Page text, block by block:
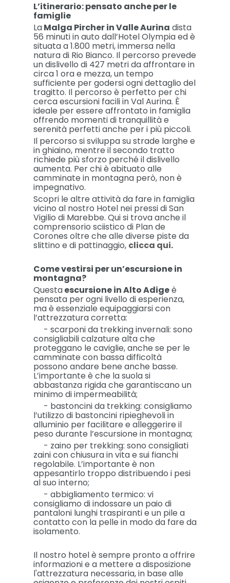
L’itinerario: pensato anche per le
famiglie
LaMalga Pircher in Valle Aurina dista
56 minuti in auto dall’Hotel Olympia ed è
situata a 1.800 metri, immersa nella
natura di Rio Bianco. Il percorso prevede
un dislivello di 427 metri da affrontare in
circa 1 ora e mezza, un tempo
sufficiente per godersi ogni dettaglio del
tragitto. Il percorso è perfetto per chi
cerca escursioni facili in Val Aurina. È
ideale per essere affrontato in famiglia
offrendo momenti di tranquillità e
serenità perfetti anche per i più piccoli.
Il percorso si sviluppa su strade larghe e
in ghiaino, mentre il secondo tratto
richiede più sforzo perché il dislivello
aumenta. Per chi è abituato alle
camminate in montagna però, non è
impegnativo.
Scopri le altre attività da fare in famiglia
vicino al nostro Hotel nei pressi di San
Vigilio di Marebbe. Qui si trova anche il
comprensorio sciistico di Plan de
Corones oltre che alle diverse piste da
slittino e di pattinaggio, clicca qui.
Come vestirsi per un’escursione in
montagna?
Questaescursione in Alto Adigeè
pensata per ogni livello di esperienza,
ma è essenziale equipaggiarsi con
l’attrezzatura corretta:
- scarponi da trekking invernali: sono
consigliabili calzature alta che
proteggano le caviglie, anche se per le
camminate con bassa difficoltà
possono andare bene anche basse.
L’importante è che la suola si
abbastanza rigida che garantiscano un
minimo di impermeabilità;
- bastoncini da trekking: consigliamo
l’utilizzo di bastoncini ripieghevoli in
alluminio per facilitare e alleggerire il
peso durante l’escursione in montagna;
- zaino per trekking: sono consigliati
zaini con chiusura in vita e sui fianchi
regolabile. L’importante è non
appesantirlo troppo distribuendo i pesi
al suo interno;
- abbigliamento termico: vi
consigliamo di indossare un paio di
pantaloni lunghi traspiranti e un pile a
contatto con la pelle in modo da fare da
isolamento.
Il nostro hotel è sempre pronto a offrire
informazioni e a mettere a disposizione
l'attrezzatura necessaria, in base alle